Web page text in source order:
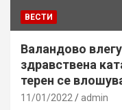
ВЕСТИ
Валандово
здравствена
терен се
11/01/2022 admin